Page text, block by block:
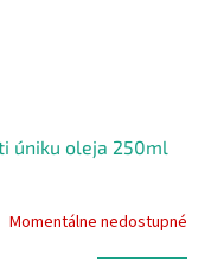
úniku oleja 250ml
Momentálne nedostupné